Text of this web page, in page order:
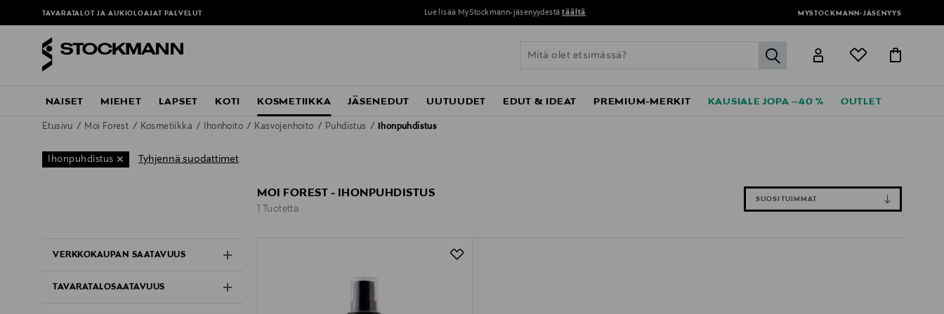
TAVARATALOT JA AUKIOLOAJAT PALVELUT Lue lisää MyStockmann-jäsenyydestä täältä MYSTOCKMANN-JÄSENYYS
label.header.go
NAISET MIEHET LAPSET KOTI KOSMETIIKKA JÄSENEDUT UUTUUDET EDUT & IDEAT PREMIUM-MERKIT KAUSIALE JOPA –40 % OUTLET
Etusivu Moi Forest Kosmetiikka Ihonhoito Kasvojenhoito Puhdistus Ihonpuhdistus
Ihonpuhdistus Tyhjennä suodattimet
VERKKOKAUPAN SAATAVUUS
TAVARATALOSAATAVUUS
MOI FOREST - IHONPUHDISTUS
1 Tuotetta
SUOSITUIMMAT